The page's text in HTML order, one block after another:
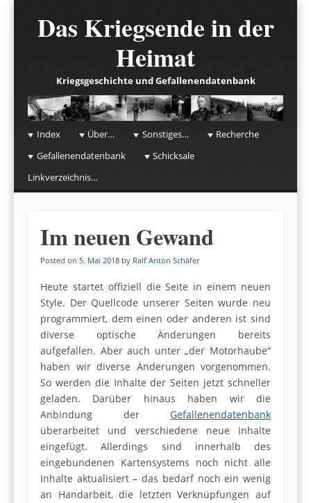
Das Kriegsende in der
Heimat
Kriegsgeschichte und Gefallenendatenbank
☰Menu
Skip to content
Index Über… Sonstiges…
Recherche
Gefallenendatenbank
Schicksale
Linkverzeichnis…
Im neuen Gewand
Posted on 5. Mai 2018 by Ralf Anton Schäfer
Heute startet offiziell die Seite in einem neuen
Style. Der Quellcode unserer Seiten wurde neu
programmiert, dem einen oder anderen ist sind
diverse optische Änderungen bereits
aufgefallen. Aber auch unter „der Motorhaube“
haben wir diverse Änderungen vorgenommen.
So werden die Inhalte der Seiten jetzt schneller
geladen. Darüber hinaus haben wir die
Anbindung der Gefallenendatenbank
überarbeitet und verschiedene neue Inhalte
eingefügt. Allerdings sind innerhalb des
eingebundenen Kartensystems noch nicht alle
Inhalte aktualisiert – das bedarf noch ein wenig
an Handarbeit, die letzten Verknüpfungen auf